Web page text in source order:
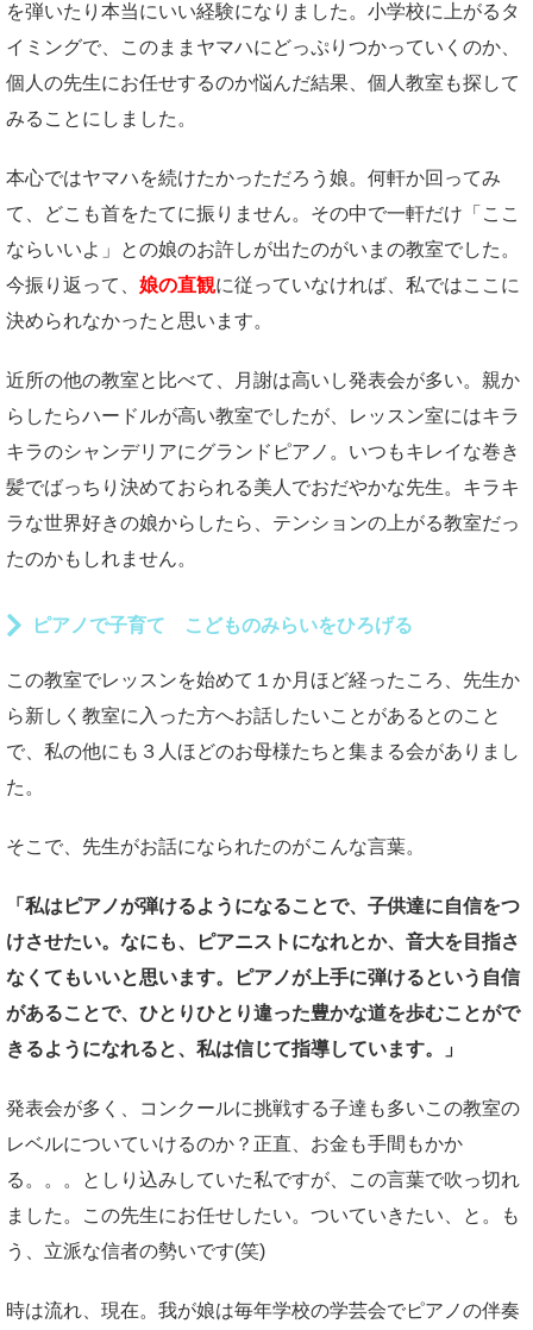
を弾いたり本当にいい経験になりました。小学校に上がるタ
イミングで、このままヤマハにどっぷりつかっていくのか、
個人の先生にお任せするのか悩んだ結果、個人教室も探して
みることにしました。
本心ではヤマハを続けたかっただろう娘。何軒か回ってみ
て、どこも首をたてに振りません。その中で一軒だけ「ここ
ならいいよ」との娘のお許しが出たのがいまの教室でした。
今振り返って、 娘の直観に従っていなければ、私ではここに
決められなかったと思います。
近所の他の教室と比べて、月謝は高いし発表会が多い。親か
らしたらハードルが高い教室でしたが、レッスン室にはキラ
キラのシャンデリアにグランドピアノ。いつもキレイな巻き
髪でばっちり決めておられる美人でおだやかな先生。キラキ
ラな世界好きの娘からしたら、テンションの上がる教室だっ
たのかもしれません。
ピアノで子育て こどものみらいをひろげる
この教室でレッスンを始めて１か月ほど経ったころ、先生か
ら新しく教室に入った方へお話したいことがあるとのこと
で、私の他にも３人ほどのお母様たちと集まる会がありまし
た。
そこで、先生がお話になられたのがこんな言葉。
「私はピアノが弾けるようになることで、子供達に自信をつ
けさせたい。なにも、ピアニストになれとか、音大を目指さ
なくてもいいと思います。ピアノが上手に弾けるという自信
があることで、ひとりひとり違った豊かな道を歩むことがで
きるようになれると、私は信じて指導しています。」
発表会が多く、コンクールに挑戦する子達も多いこの教室の
レベルについていけるのか？正直、お金も手間もかか
る。。。としり込みしていた私ですが、この言葉で吹っ切れ
ました。この先生にお任せしたい。ついていきたい、と。も
う、立派な信者の勢いです(笑)
時は流れ、現在。我が娘は毎年学校の学芸会でピアノの伴奏